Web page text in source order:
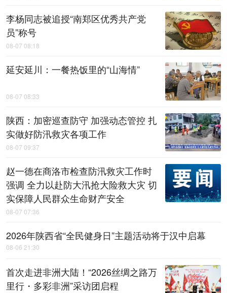
李杨同志被追授“南郑区优秀共产党
员”称号
08-07 08:18
延安延川：一餐热饭里的“山海情”
08-07 08:33
陕西：加密巡查防守 加强动态管控 扎
实做好防汛救灾各项工作
08-07 09:37
赵一德在商洛市检查防汛救灾工作时
强调 全力以赴防大汛抢大险救大灾 切
实保障人民群众生命财产安全
08-07 07:36
2026年陕西省“全民健身日”主题活动将于汉中启幕
08-06 21:30
首次走进非洲大陆！“2026丝绸之路万
里行・多彩非洲”采访团启程